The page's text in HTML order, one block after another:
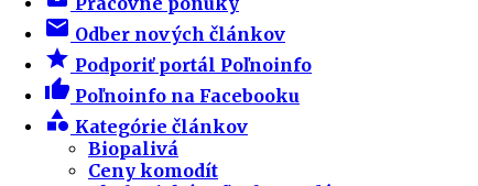
email Odber nových článkov
star Podporiť portál Poľnoinfo
thumb_up Poľnoinfo na Facebooku
category Kategórie článkov
Biopalivá
Ceny komodít